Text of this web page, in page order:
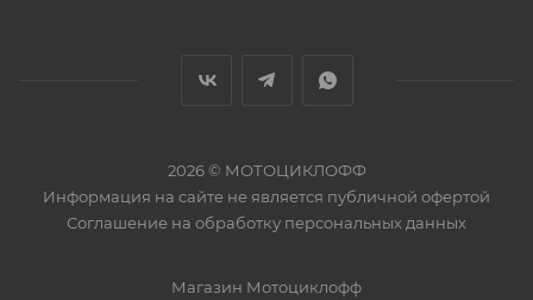
2026 © МОТОЦИКЛОФФ
Информация на сайте не является публичной офертой
Соглашение на обработку персональных данных
Магазин Мотоциклофф